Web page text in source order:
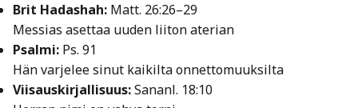
Brit Hadashah: Matt. 26:26–29
Messias asettaa uuden liiton aterian
Psalmi: Ps. 91
Hän varjelee sinut kaikilta onnettomuuksilta
Viisauskirjallisuus:Sananl. 18:10